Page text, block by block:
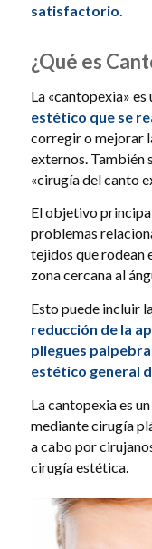
satisfactorio.
¿Qué es
La «cantopexia» es
estético que se
corregir o mejorar
externos. También
«cirugía del canto
El objetivo
problemas
tejidos que rodean
zona cercana al
Esto puede incluir
reducción de la
pliegues
estético general
La cantopexia es
mediante cirugía
a cabo por
cirugía estética.